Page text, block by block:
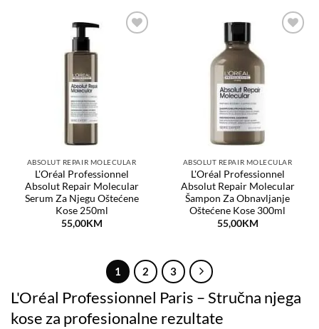
ABSOLUT REPAIR MOLECULAR
L'Oréal Professionnel
Absolut Repair Molecular
Serum Za Njegu Oštećene
Kose 250ml
55,00KM
ABSOLUT REPAIR MOLECULAR
L'Oréal Professionnel
Absolut Repair Molecular
Šampon Za Obnavljanje
Oštećene Kose 300ml
55,00KM
1 2 3
L'Oréal Professionnel Paris – Stručna njega
kose za profesionalne rezultate